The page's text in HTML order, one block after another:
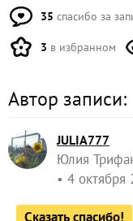
35 спасибо за
3 в избранном
Автор записи:
JULIA777
Юлия
4 октября
Сказать спасибо!